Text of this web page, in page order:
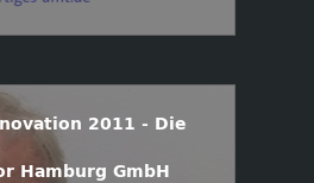
2011 - Die
Hamburg GmbH